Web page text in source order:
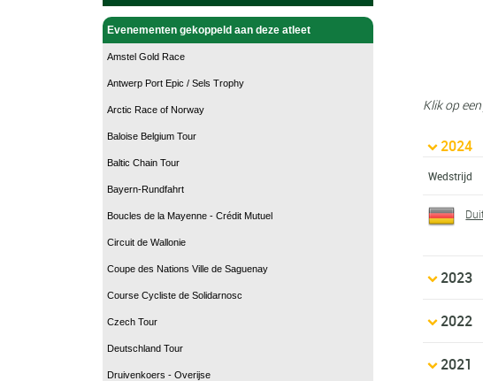
Evenementen gekoppeld aan deze atleet
Amstel Gold Race
Antwerp Port Epic / Sels Trophy
Arctic Race of Norway
Baloise Belgium Tour
Baltic Chain Tour
Bayern-Rundfahrt
Boucles de la Mayenne - Crédit Mutuel
Circuit de Wallonie
Coupe des Nations Ville de Saguenay
Course Cycliste de Solidarnosc
Czech Tour
Deutschland Tour
Druivenkoers - Overijse
Klik op
2024
Wedstrijd
2023
2022
2021